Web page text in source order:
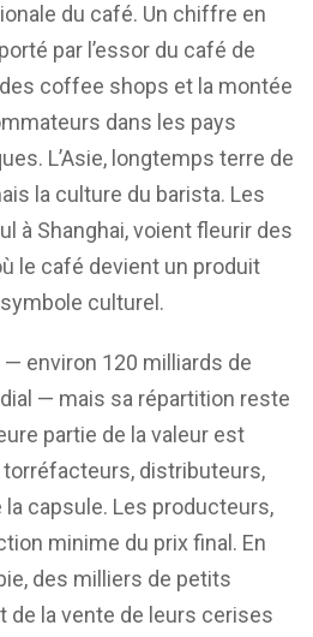
du café. Un chiffre en
par l’essor du café de
coffee shops et la montée
dans les pays
L’Asie, longtemps terre de
la culture du barista. Les
à Shanghai, voient fleurir des
le café devient un produit
culturel.
environ 120 milliards de
— mais sa répartition reste
partie de la valeur est
torréfacteurs, distributeurs,
capsule. Les producteurs,
minime du prix final. En
des milliers de petits
de la vente de leurs cerises